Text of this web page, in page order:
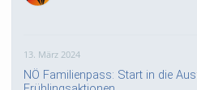
13. März 2024
NÖ Familienpass: Start in die